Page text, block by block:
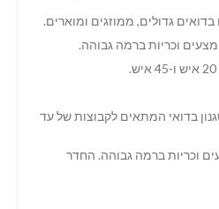
בדואים גדולים, ממוזגים ומוארים.
וכריות ברמה גבוהה.
בדואי המתאים לקבוצות של עד
וכריות ברמה גבוהה. החדר